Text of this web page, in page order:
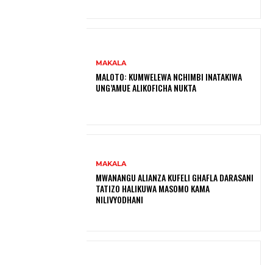
MAKALA
MALOTO: KUMWELEWA NCHIMBI INATAKIWA
UNG’AMUE ALIKOFICHA NUKTA
MAKALA
MWANANGU ALIANZA KUFELI GHAFLA DARASANI
TATIZO HALIKUWA MASOMO KAMA
NILIVYODHANI